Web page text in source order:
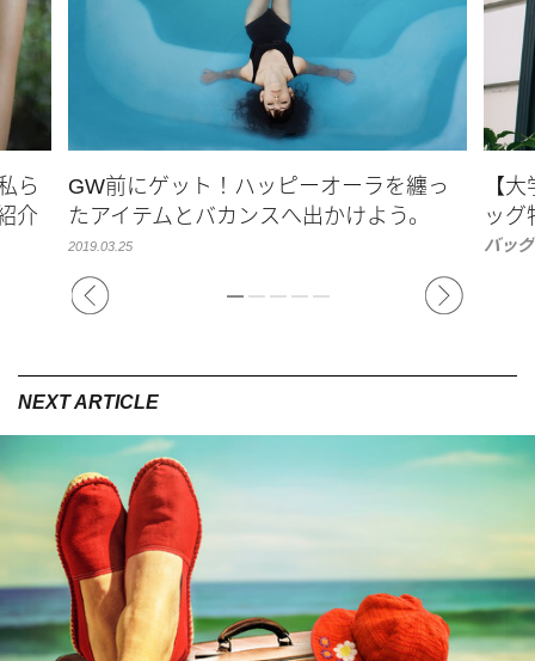
ら
介
GW前にゲット！ハッピーオーラを纏っ
たアイテムとバカンスへ出かけよう。
2019.03.25
【
ッグ
バッグ